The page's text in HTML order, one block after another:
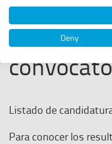
Enaire
en
Listado
Listado de
Para conocer los
Deny